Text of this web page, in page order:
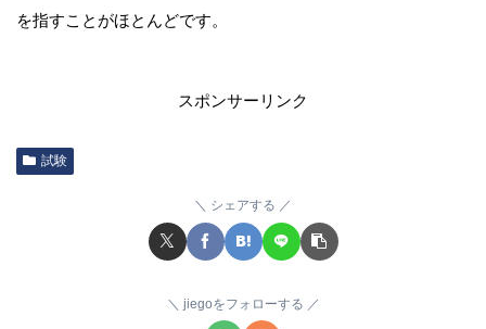
を指すことがほとんどです。
スポンサーリンク
試験
シェアする
jiegoをフォローする